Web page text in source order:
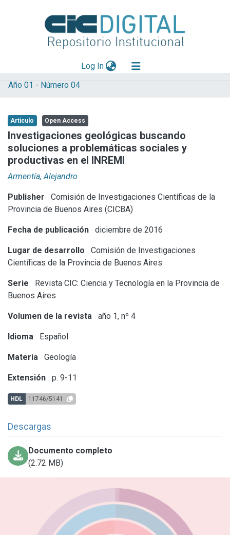
Log In(current)
Explorar
Aportar material
Statistics
Año 01 - Número 04
Artículo Open Access
Investigaciones geológicas buscando
soluciones a problemáticas sociales y
productivas en el INREMI
Armentía, Alejandro
Publisher
Comisión de Investigaciones Científicas de la
Provincia de Buenos Aires (CICBA)
Fecha de publicación diciembre de 2016
Lugar de desarrollo
Comisión de Investigaciones
Científicas de la Provincia de Buenos Aires
Serie
Revista CIC: Ciencia y Tecnología en la Provincia de
Buenos Aires
Volumen de la revista año 1, nº 4
Idioma Español
Materia Geología
Extensión p. 9-11
HDL 11746/5141
Descargas
Documento completo
(2.72 MB)